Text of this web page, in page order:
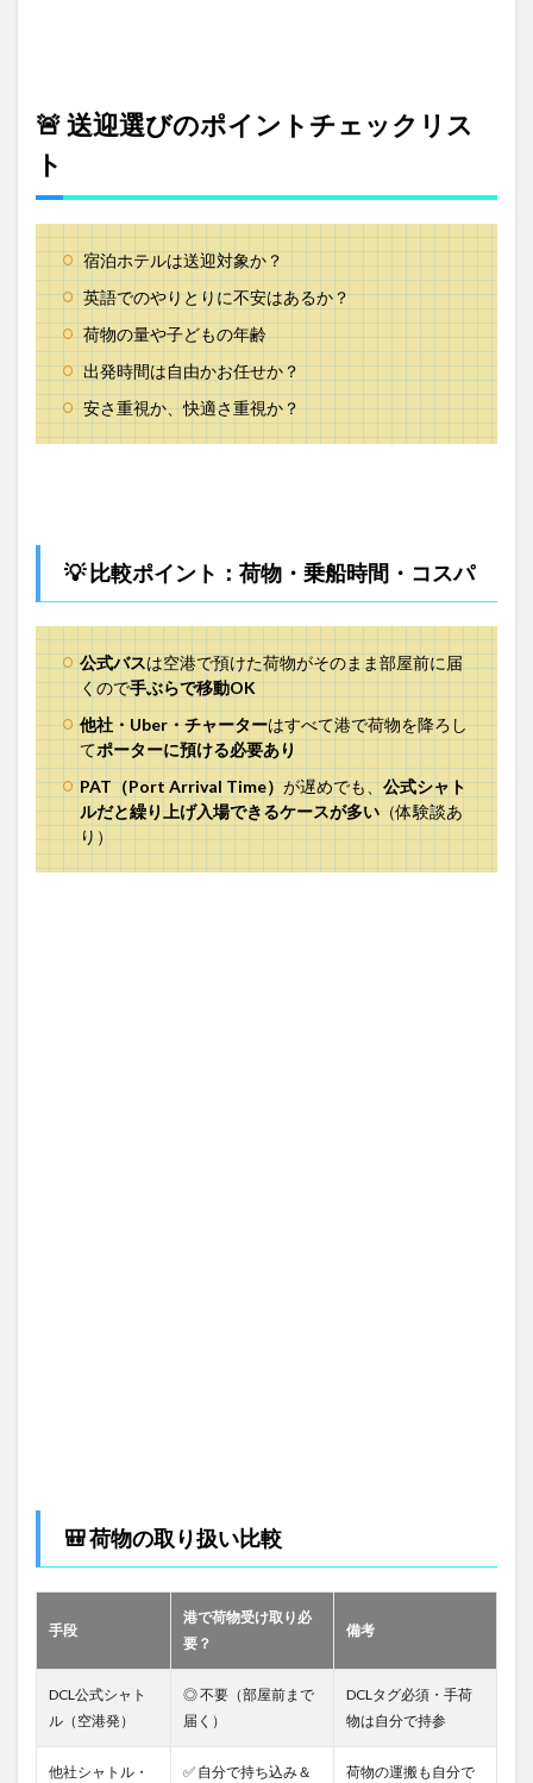
🚨 送迎選びのポイントチェックリス
ト
宿泊ホテルは送迎対象か？
英語でのやりとりに不安はあるか？
荷物の量や子どもの年齢
出発時間は自由かお任せか？
安さ重視か、快適さ重視か？
💡 比較ポイント：荷物・乗船時間・コスパ
公式バスは空港で預けた荷物がそのまま部屋前に届
くので手ぶらで移動OK
他社・Uber・チャーターはすべて港で荷物を降ろし
てポーターに預ける必要あり
PAT（Port Arrival Time）が遅めでも、公式シャト
ルだと繰り上げ入場できるケースが多い（体験談あ
り）
🎒 荷物の取り扱い比較
手段
港で荷物受け取り必
要？
備考
DCL公式シャト
ル（空港発）
◎ 不要（部屋前まで
届く）
DCLタグ必須・手荷
物は自分で持参
他社シャトル・
✅ 自分で持ち込み＆
荷物の運搬も自分で